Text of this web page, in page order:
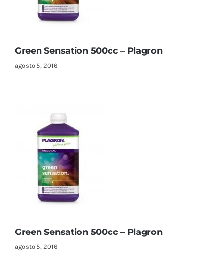
Green Sensation 500cc – Plagron
agosto 5, 2016
Green Sensation 500cc – Plagron
agosto 5, 2016